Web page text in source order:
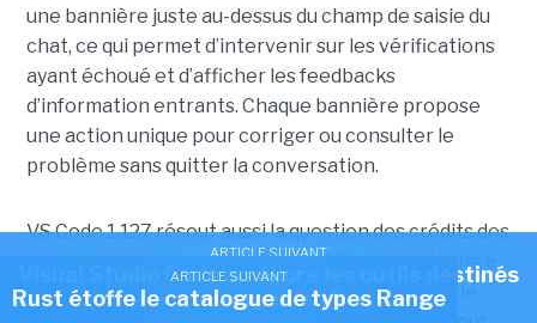
ARTICLE SUIVANT
Visual Studio Code améliore les outils destinés
aux agents IA
une bannière juste au-dessus du champ de saisie du
chat, ce qui permet d’intervenir sur les vérifications
ayant échoué et d’afficher les feedbacks
d’information entrants. Chaque bannière propose
une action unique pour corriger ou consulter le
problème sans quitter la conversation.
VS Code 1.127 résout aussi la question des crédits des
sous-agents. « Lorsqu’un agent délègue une tâche à
un sous-agent, il peut être difficile de connaître le
ARTICLE SUIVANT
Rust étoffe le catalogue de types Range